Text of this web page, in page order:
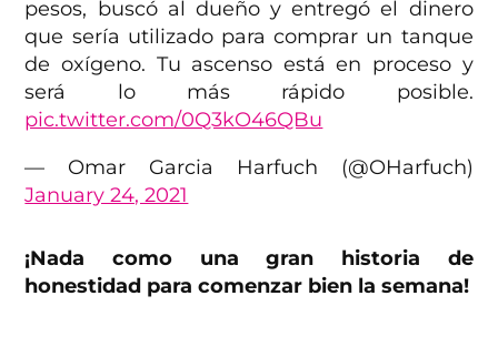
pesos, buscó al dueño y entregó el dinero
que sería utilizado para comprar un tanque
de oxígeno. Tu ascenso está en proceso y
será lo más rápido posible.
pic.twitter.com/0Q3kO46QBu
— Omar Garcia Harfuch (@OHarfuch)
January 24, 2021
¡Nada como una gran historia de
honestidad para comenzar bien la semana!